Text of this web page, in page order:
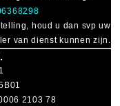
houd u dan svp uw
van dienst kunnen zijn.
2103 78